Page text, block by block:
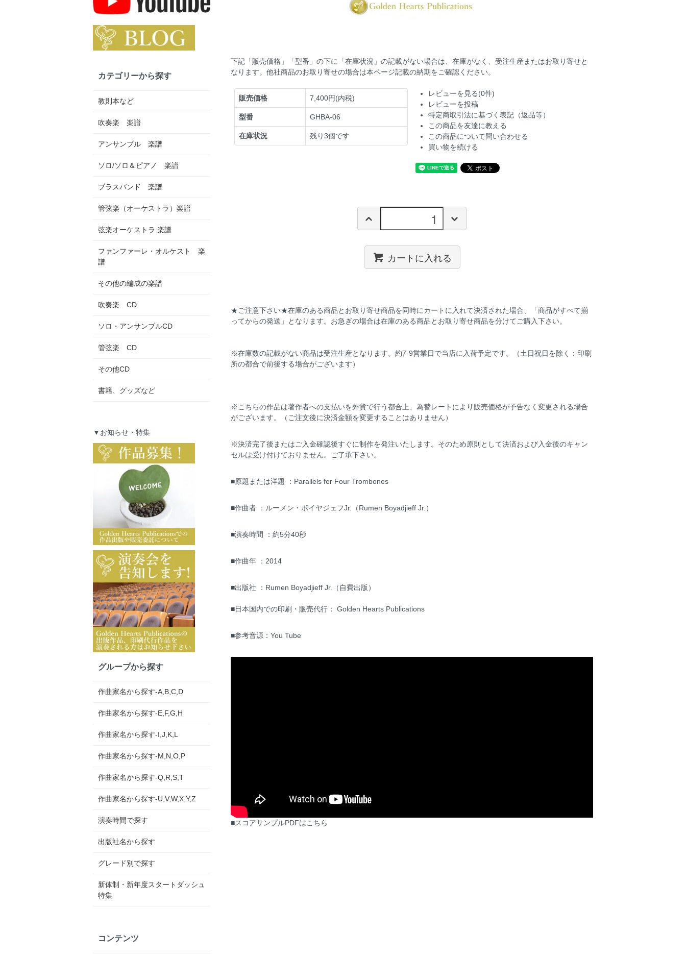
下記「販売価格」「型番」の下に「在庫状況」の記載がない場合は、在庫がなく、受注生産またはお取り寄せと
なります。他社商品のお取り寄せの場合は本ページ記載の納期をご確認ください。
販売価格 7,400円(内税)
型番 GHBA-06
在庫状況 残り3個です
レビューを見る(0件)
レビューを投稿
特定商取引法に基づく表記（返品等）
この商品を友達に教える
この商品について問い合わせる
買い物を続ける
カートに入れる
★ご注意下さい★在庫のある商品とお取り寄せ商品を同時にカートに入れて決済された場合、「商品がすべて揃
ってからの発送」となります。お急ぎの場合は在庫のある商品とお取り寄せ商品を分けてご購入下さい。
※在庫数の記載がない商品は受注生産となります。約7-9営業日で当店に入荷予定です。（土日祝日を除く：印刷
所の都合で前後する場合がございます）
※こちらの作品は著作者への支払いを外貨で行う都合上、為替レートにより販売価格が予告なく変更される場合
がございます。（ご注文後に決済金額を変更することはありません）
※決済完了後またはご入金確認後すぐに制作を発注いたします。そのため原則として決済および入金後のキャン
セルは受け付けておりません。ご了承下さい。
■原題または洋題 ：Parallels for Four Trombones
■作曲者 ：ルーメン・ボイヤジェフJr.（Rumen Boyadjieff Jr.）
■演奏時間 ：約5分40秒
■作曲年 ：2014
■出版社 ：Rumen Boyadjieff Jr.（自費出版）
■日本国内での印刷・販売代行： Golden Hearts Publications
■参考音源：You Tube
■スコアサンプルPDFはこちら
カテゴリーから探す
教則本など
吹奏楽 楽譜
アンサンブル 楽譜
ソロ/ソロ＆ピアノ 楽譜
ブラスバンド 楽譜
管弦楽（オーケストラ）楽譜
弦楽オーケストラ 楽譜
ファンファーレ・オルケスト 楽
譜
その他の編成の楽譜
吹奏楽 CD
ソロ・アンサンブルCD
管弦楽 CD
その他CD
書籍、グッズなど
▼お知らせ・特集
グループから探す
作曲家名から探す-A,B,C,D
作曲家名から探す-E,F,G,H
作曲家名から探す-I,J,K,L
作曲家名から探す-M,N,O,P
作曲家名から探す-Q,R,S,T
作曲家名から探す-U,V,W,X,Y,Z
演奏時間で探す
出版社名から探す
グレード別で探す
新体制・新年度スタートダッシュ
特集
コンテンツ